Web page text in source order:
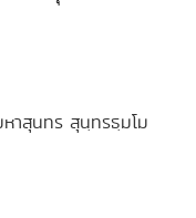
าสุนทร สุนฺทรธฺมโม